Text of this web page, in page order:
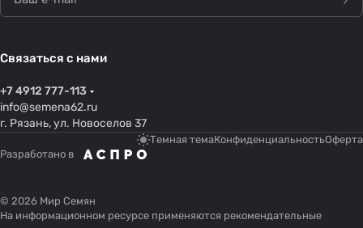
Связаться с нами
+7 4912 777-113
info@semena62.ru
г. Рязань, ул. Новоселов 37
Темная темаКонфиденциальностьОферта
Разработано в
© 2026 Мир Семян
На информационном ресурсе применяются рекомендательные